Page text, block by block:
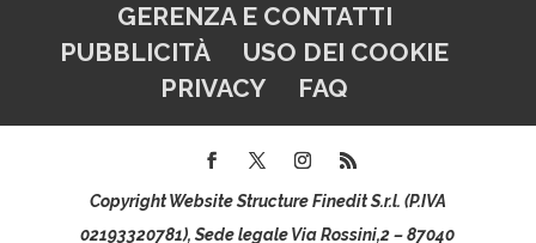
GERENZA E CONTATTI
PUBBLICITÀ
USO DEI COOKIE
PRIVACY
FAQ
Copyright Website Structure Finedit S.r.l. (P.IVA
02193320781), Sede legale Via Rossini,2 – 87040